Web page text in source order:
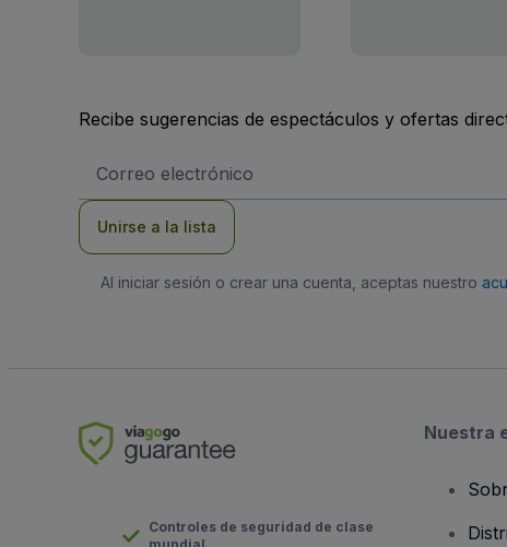
Recibe sugerencias de espectáculos y ofertas
de
Unirse a la lista
Al iniciar sesión o crear una cuenta, aceptas nuestro
Controles de seguridad de clase
Nuestra